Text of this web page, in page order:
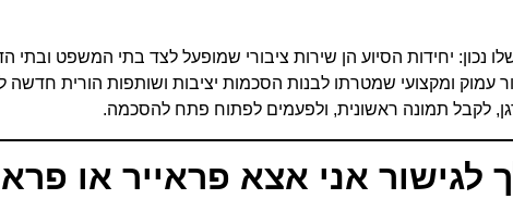
נכון: יחידות הסיוע הן שירות ציבורי שמופעל לצד בתי המשפט ובתי
עמוק ומקצועי שמטרתו לבנות הסכמות יציבות ושותפות הורית חדשה
לקבל תמונה ראשונית, ולפעמים לפתוח פתח להסכמה.
לגישור אני אצא פראייר או